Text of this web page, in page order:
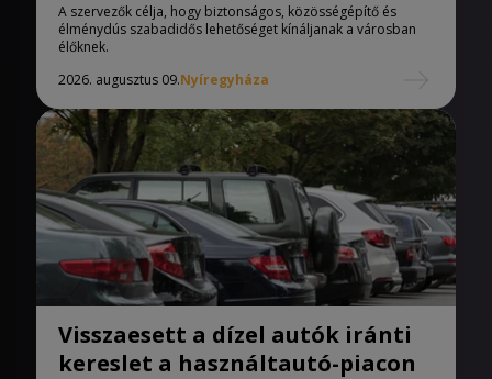
A szervezők célja, hogy biztonságos, közösségépítő és
élménydús szabadidős lehetőséget kínáljanak a városban
élőknek.
2026. augusztus 09.Nyíregyháza
Visszaesett a dízel autók iránti
kereslet a használtautó-piacon